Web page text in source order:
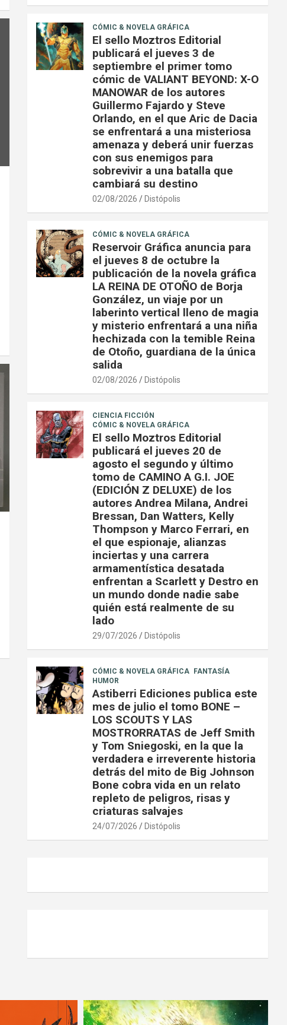
CÓMIC & NOVELA GRÁFICA
El sello Moztros Editorial
publicará el jueves 3 de
septiembre el primer tomo
cómic de VALIANT BEYOND: X-O
MANOWAR de los autores
Guillermo Fajardo y Steve
Orlando, en el que Aric de Dacia
se enfrentará a una misteriosa
amenaza y deberá unir fuerzas
con sus enemigos para
sobrevivir a una batalla que
cambiará su destino
02/08/2026 Distópolis
CÓMIC & NOVELA GRÁFICA
Reservoir Gráfica anuncia para
el jueves 8 de octubre la
publicación de la novela gráfica
LA REINA DE OTOÑO de Borja
González, un viaje por un
laberinto vertical lleno de magia
y misterio enfrentará a una niña
hechizada con la temible Reina
de Otoño, guardiana de la única
salida
02/08/2026 Distópolis
CIENCIA FICCIÓN
CÓMIC & NOVELA GRÁFICA
El sello Moztros Editorial
publicará el jueves 20 de
agosto el segundo y último
tomo de CAMINO A G.I. JOE
(EDICIÓN Z DELUXE) de los
autores Andrea Milana, Andrei
Bressan, Dan Watters, Kelly
Thompson y Marco Ferrari, en
el que espionaje, alianzas
inciertas y una carrera
armamentística desatada
enfrentan a Scarlett y Destro en
un mundo donde nadie sabe
quién está realmente de su
lado
29/07/2026 Distópolis
CÓMIC & NOVELA GRÁFICA
FANTASÍA
HUMOR
Astiberri Ediciones publica este
mes de julio el tomo BONE –
LOS SCOUTS Y LAS
MOSTRORRATAS de Jeff Smith
y Tom Sniegoski, en la que la
verdadera e irreverente historia
detrás del mito de Big Johnson
Bone cobra vida en un relato
repleto de peligros, risas y
criaturas salvajes
24/07/2026 Distópolis